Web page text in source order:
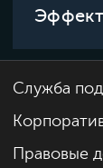
Служба
Правовые